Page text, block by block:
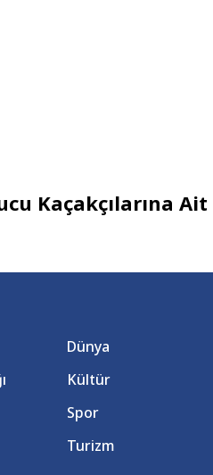
Kaçakçılarına
Dünya
Kültür
Spor
Turizm